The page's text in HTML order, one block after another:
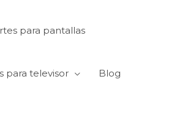
para pantallas
para televisor Blog